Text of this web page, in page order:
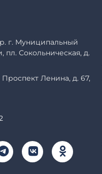
г. Муниципальный
пл. Сокольническая, д.
Проспект Ленина, д. 67,